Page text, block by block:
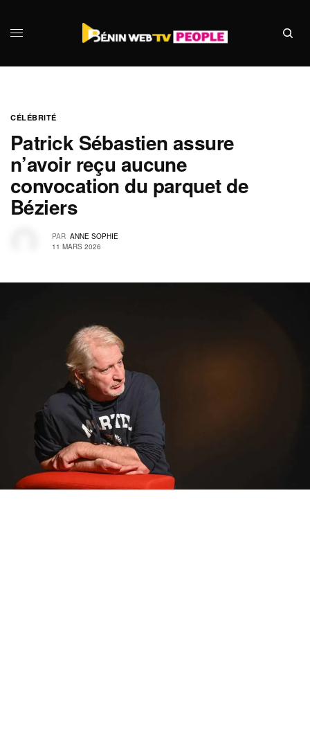
CÉLÉBRITÉ
Patrick Sébastien assure
n’avoir reçu aucune
convocation du parquet de
Béziers
PAR ANNE SOPHIE
11 MARS 2026